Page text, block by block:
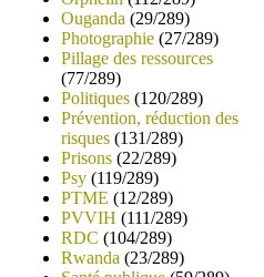
Ouganda (29/289)
Photographie (27/289)
Pillage des ressources
(77/289)
Politiques (120/289)
Prévention, réduction des
risques (131/289)
Prisons (22/289)
Psy (119/289)
PTME (12/289)
PVVIH (111/289)
RDC (104/289)
Rwanda (23/289)